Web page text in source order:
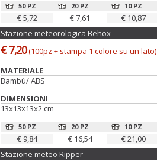
50 PZ
€ 5,72
20 PZ
€ 7,61
10 PZ
€ 10,87
Stazione meteorologica Behox
€ 7,20(100pz + stampa 1 colore su un lato)
MATERIALE
Bambù/ ABS
DIMENSIONI
13x13x13x2 cm
50 PZ
€ 9,84
20 PZ
€ 16,54
10 PZ
€ 21,00
Stazione meteo Ripper